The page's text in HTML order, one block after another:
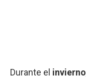
Durante el invierno